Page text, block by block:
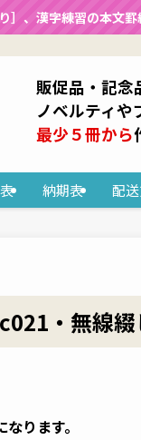
］、漢字練習の本文
納期表 配
販促品・記念
ノベルティや
最少５冊から
・無線綴
ります。